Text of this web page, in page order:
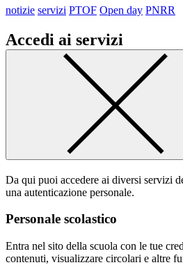
notizie servizi PTOF Open day PNRR
Accedi ai servizi
Da qui puoi accedere ai diversi servizi
una autenticazione personale.
Personale scolastico
Entra nel sito della scuola con le tue
contenuti, visualizzare circolari e altre